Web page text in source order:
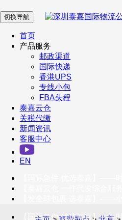
在 线 客 服
企业微信
订阅号
客户服务热线
400-098-5699
联系我们
切换导航
首页
产品服务
邮政渠道
国际快递
香港UPS
专线小包
FBA头程
泰嘉云仓
关税代缴
新闻资讯
客服中心
EN
【国际急件 优选泰嘉】——